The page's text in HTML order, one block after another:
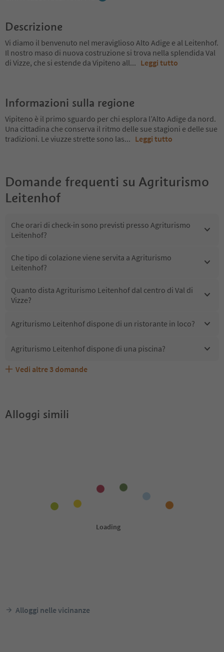
Descrizione
Vi diamo il benvenuto nel meraviglioso Alto Adige e al Leitenhof.
Il nostro maso di nuova costruzione si trova nella splendida Val
di Vizze, che si estende da Vipiteno all... Leggi tutto
Informazioni sulla regione
Vipiteno è il primo sguardo per chi esplora l’Alto Adige da nord.
Una cittadina che conserva il ritmo delle sue stagioni e delle sue
tradizioni. Le viuzze strette sono las... Leggi tutto
Domande frequenti su Agriturismo
Leitenhof
Che orari di check-in sono previsti presso Agriturismo
Leitenhof?
Che tipo di colazione viene servita a Agriturismo
Leitenhof?
Quanto dista Agriturismo Leitenhof dal centro di Val di
Vizze?
Agriturismo Leitenhof dispone di un ristorante in loco?
Agriturismo Leitenhof dispone di una piscina?
Agriturismo Leitenhof accetta animali domestici?
Quali servizi/attività sono disponibili presso Agriturismo
Gli ospiti di Agriturismo Leitenhof ricevono l'Alto Adige
Vedi altre 3 domande
Alloggi simili
Alloggi nelle vicinanze